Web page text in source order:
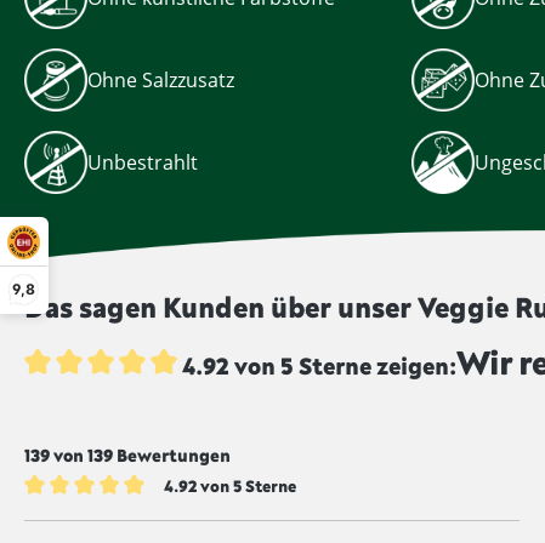
9,8
Ohne Salzzusatz Ohne
Unbestrahlt
Das sagen Kunden über unser Veggie
4.92 von 5 Sterne zeigen:Wir
139 von 139 Bewertungen
4.92 von 5 Sterne